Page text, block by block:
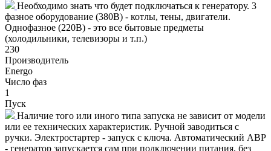
Необходимо знать что будет подключаться к генератору. 3
фазное оборудование (380В) - котлы, тены, двигатели.
Однофазное (220В) - это все бытовые предметы
(холодильники, телевизоры и т.п.)
230
Производитель
Energo
Число фаз
1
Пуск
Наличие того или иного типа запуска не зависит от модели
или ее технических характеристик. Ручной заводиться с
ручки. Электростартер - запуск с ключа. Автоматический АВР
- генератор запускается сам при подключении питания, без